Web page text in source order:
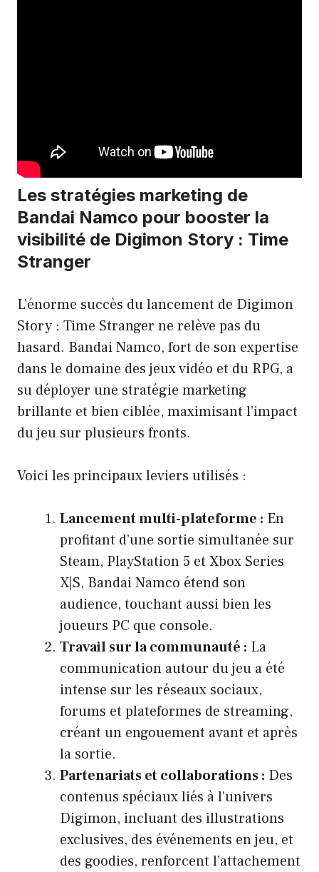
Les stratégies marketing de
Bandai Namco pour booster la
visibilité de Digimon Story : Time
Stranger
L’énorme succès du lancement de Digimon
Story : Time Stranger ne relève pas du
hasard. Bandai Namco, fort de son expertise
dans le domaine des jeux vidéo et du RPG, a
su déployer une stratégie marketing
brillante et bien ciblée, maximisant l’impact
du jeu sur plusieurs fronts.
Voici les principaux leviers utilisés :
Lancement multi-plateforme : En
profitant d’une sortie simultanée sur
Steam, PlayStation 5 et Xbox Series
X|S, Bandai Namco étend son
audience, touchant aussi bien les
joueurs PC que console.
Travail sur la communauté : La
communication autour du jeu a été
intense sur les réseaux sociaux,
forums et plateformes de streaming,
créant un engouement avant et après
la sortie.
Partenariats et collaborations : Des
contenus spéciaux liés à l’univers
Digimon, incluant des illustrations
exclusives, des événements en jeu, et
des goodies, renforcent l’attachement